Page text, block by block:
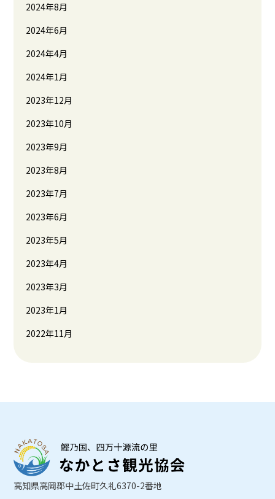
2024年8月
2024年6月
2024年4月
2024年1月
2023年12月
2023年10月
2023年9月
2023年8月
2023年7月
2023年6月
2023年5月
2023年4月
2023年3月
2023年1月
2022年11月
高知県高岡郡中土佐町久礼6370-2番地